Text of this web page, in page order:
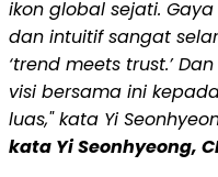
ikon global sejati.
dan intuitif sangat
‘trend meets trust.’
visi bersama ini
luas," kata Yi
kata Yi Seonhyeong,